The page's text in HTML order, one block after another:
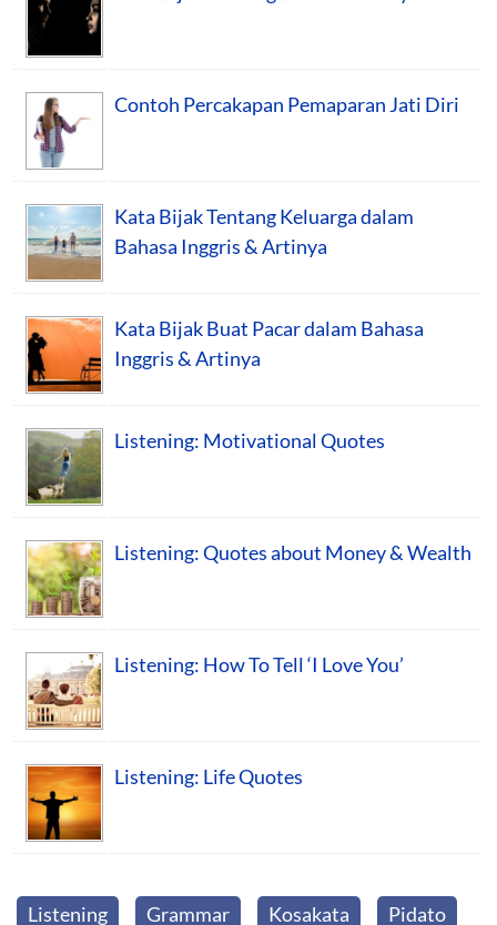
Contoh Percakapan Pemaparan Jati Diri
Kata Bijak Tentang Keluarga dalam
Bahasa Inggris & Artinya
Kata Bijak Buat Pacar dalam Bahasa
Inggris & Artinya
Listening: Motivational Quotes
Listening: Quotes about Money & Wealth
Listening: How To Tell ‘I Love You’
Listening: Life Quotes
Listening Grammar Kosakata Pidato